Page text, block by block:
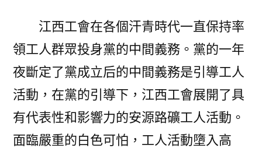
江西工會在各個汗青時代一直保持率
領工人群眾投身黨的中間義務。黨的一年
夜斷定了黨成立后的中間義務是引導工人
活動，在黨的引導下，江西工會展開了具
有代表性和影響力的安源路礦工人活動。
面臨嚴重的白色可怕，工人活動墮入高